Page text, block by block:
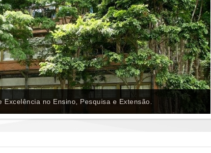
no Ensino, Pesquisa e Extensão.